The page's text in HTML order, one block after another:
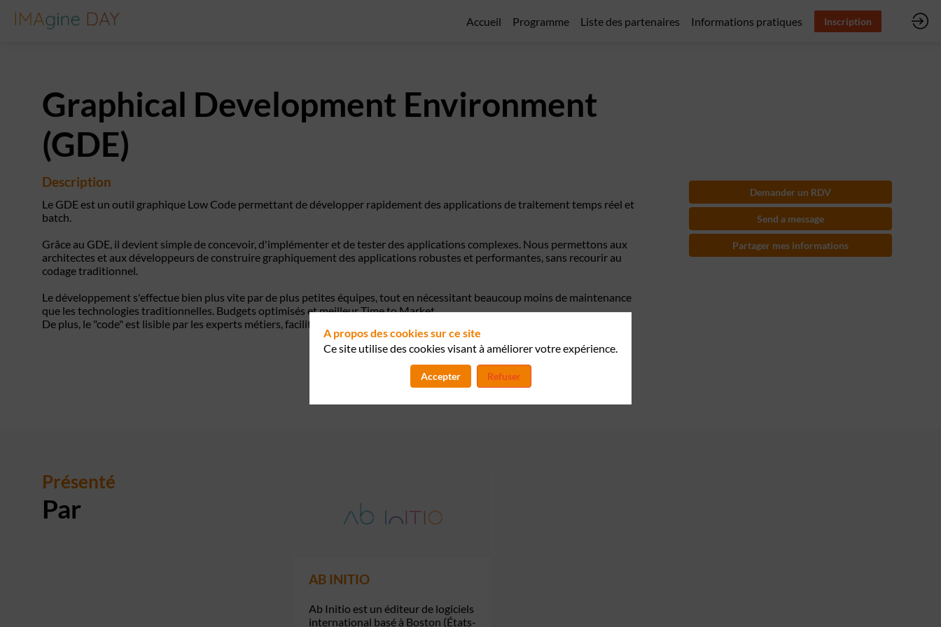
Accueil Programme Liste des partenaires Informations pratiques Inscription
Graphical Development Environment
(GDE)
Demander un RDV
Send a message
Partager mes informations
Description
Le GDE est un outil graphique Low Code permettant de développer rapidement des applications de traitement temps réel et
batch.
Grâce au GDE, il devient simple de concevoir, d'implémenter et de tester des applications complexes. Nous permettons aux
architectes et aux développeurs de construire graphiquement des applications robustes et performantes, sans recourir au
codage traditionnel.
Le développement s'effectue bien plus vite par de plus petites équipes, tout en nécessitant beaucoup moins de maintenance
que les technologies traditionnelles. Budgets optimisés et meilleur Time to Market.
De plus, le "code" est lisible par les experts métiers, facilitant les rituels agiles de démo.
Présenté
Par
AB INITIO
Ab Initio est un éditeur de logiciels
international basé à Boston (États-
A propos des cookies sur ce site
Ce site utilise des cookies visant à améliorer votre expérience.
Accepter Refuser